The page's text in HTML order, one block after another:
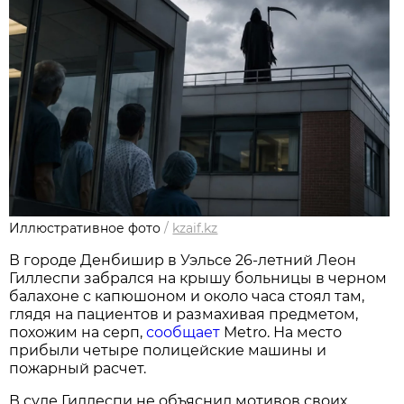
Иллюстративное фото / kzaif.kz
В городе Денбишир в Уэльсе 26-летний Леон
Гиллеспи забрался на крышу больницы в черном
балахоне с капюшоном и около часа стоял там,
глядя на пациентов и размахивая предметом,
похожим на серп,сообщает Metro. На место
прибыли четыре полицейские машины и
пожарный расчет.